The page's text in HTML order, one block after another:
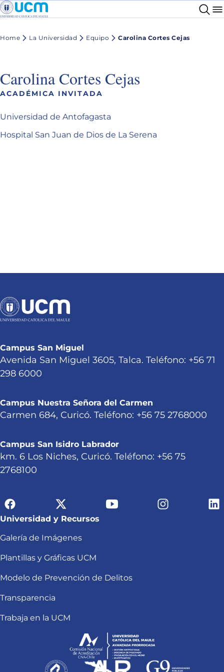
Home La Universidad Equipo Carolina Cortes Cejas
Carolina Cortes Cejas
ACADÉMICA INVITADA
Universidad de Antofagasta
Hospital San Juan de Dios de La Serena
Campus San Miguel
Avenida San Miguel 3605, Talca. Teléfono: +56 71
298 6000
Campus Nuestra Señora del Carmen
Carmen 684, Curicó. Teléfono: +56 75 2768000
Campus San Isidro Labrador
km. 6 Los Niches, Curicó. Teléfono: +56 75
2768100
Universidad y Recursos
Galería de Imágenes
Plantillas y Gráficas UCM
Modelo de Prevención de Delitos
Transparencia
Trabaja en la UCM